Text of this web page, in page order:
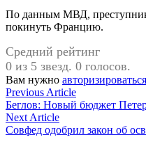
По данным МВД,
покинуть Францию.
Средний рейтинг
0 из 5 звезд. 0 голосов.
Вам нужно авторизироваться
Навигация
по
записям
Previous ArticlePrevious
article:
Беглов: Новый бюджет
Next ArticleNext
article:
Совфед одобрил закон об